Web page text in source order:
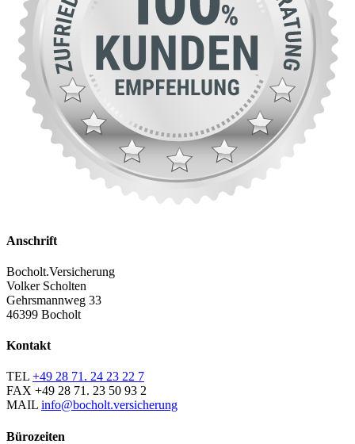
Anschrift
Bocholt.Versicherung
Volker Scholten
Gehrsmannweg 33
46399 Bocholt
Kontakt
TEL +49 28 71. 24 23 22 7
FAX +49 28 71. 23 50 93 2
MAIL info@bocholt.versicherung
Bürozeiten